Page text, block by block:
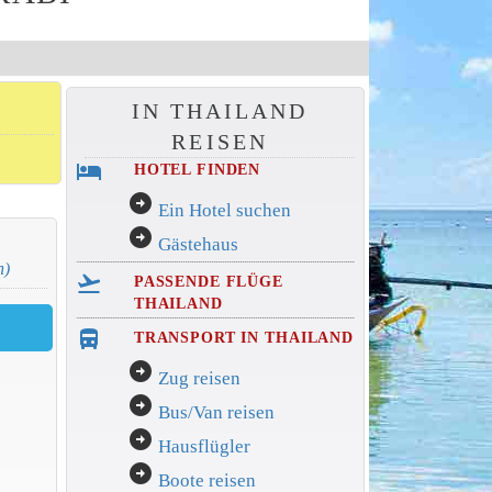
IN THAILAND
REISEN
hotel HOTEL FINDEN
arrow_circle_right Ein Hotel suchen
arrow_circle_right Gästehaus
flight_takeoff
PASSENDE FLÜGE
THAILAND
directions_bus_filled TRANSPORT IN THAILAND
arrow_circle_right Zug reisen
arrow_circle_right Bus/Van reisen
arrow_circle_right Hausflügler
arrow_circle_right Boote reisen